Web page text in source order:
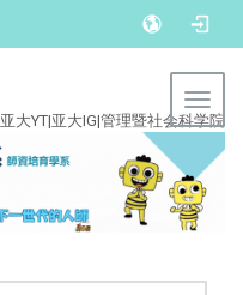
亚大YT|亚大IG|管理暨社会科学院